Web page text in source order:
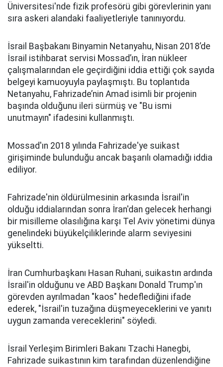
Üniversitesi'nde fizik profesörü gibi görevlerinin yanı
sıra askeri alandaki faaliyetleriyle tanınıyordu.
İsrail Başbakanı Binyamin Netanyahu, Nisan 2018’de
İsrail istihbarat servisi Mossad’ın, İran nükleer
çalışmalarından ele geçirdiğini iddia ettiği çok sayıda
belgeyi kamuoyuyla paylaşmıştı. Bu toplantıda
Netanyahu, Fahrizade’nin Amad isimli bir projenin
başında olduğunu ileri sürmüş ve "Bu ismi
unutmayın" ifadesini kullanmıştı.
Mossad'ın 2018 yılında Fahrizade'ye suikast
girişiminde bulunduğu ancak başarılı olamadığı iddia
ediliyor.
Fahrizade'nin öldürülmesinin arkasında İsrail'in
olduğu iddialarından sonra İran'dan gelecek herhangi
bir misilleme olasılığına karşı Tel Aviv yönetimi dünya
genelindeki büyükelçiliklerinde alarm seviyesini
yükseltti.
İran Cumhurbaşkanı Hasan Ruhani, suikastın ardında
İsrail'in olduğunu ve ABD Başkanı Donald Trump'ın
görevden ayrılmadan "kaos" hedeflediğini ifade
ederek, "İsrail'in tuzağına düşmeyeceklerini ve yanıtı
uygun zamanda vereceklerini" söyledi.
İsrail Yerleşim Birimleri Bakanı Tzachi Hanegbi,
Fahrizade suikastının kim tarafından düzenlendiğine